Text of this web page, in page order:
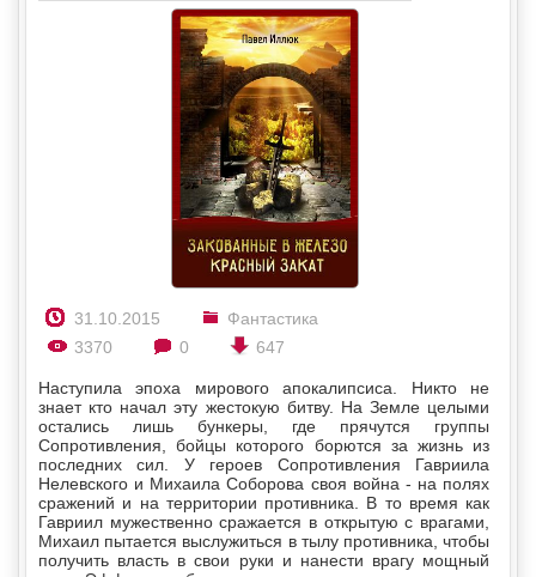
31.10.2015
Фантастика
3370
0 647
Наступила эпоха мирового апокалипсиса. Никто не
знает кто начал эту жестокую битву. На Земле целыми
остались лишь бункеры, где прячутся группы
Сопротивления, бойцы которого борются за жизнь из
последних сил. У героев Сопротивления Гавриила
Нелевского и Михаила Соборова своя война - на полях
сражений и на территории противника. В то время как
Гавриил мужественно сражается в открытую с врагами,
Михаил пытается выслужиться в тылу противника, чтобы
получить власть в свои руки и нанести врагу мощный